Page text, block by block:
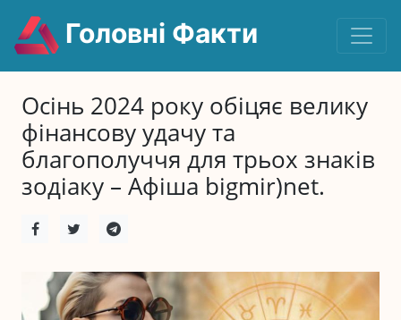
Головні Факти
Осінь 2024 року обіцяє велику
фінансову удачу та
благополуччя для трьох знаків
зодіаку – Афіша bigmir)net.